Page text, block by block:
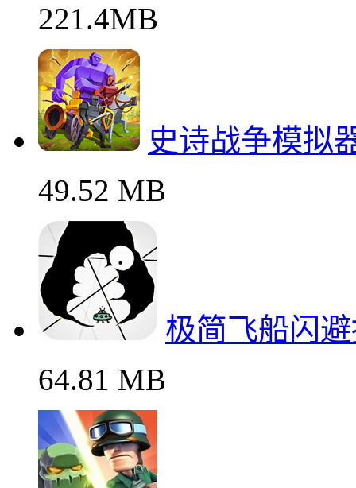
221.4MB
史诗战争模拟
49.52 MB
极简飞船闪
64.81 MB